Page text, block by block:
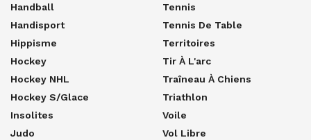
Handball
Handisport
Hippisme
Hockey
Hockey NHL
Hockey S/glace
Insolites
Judo
Tennis
Tennis De Table
Territoires
Tir À L'arc
Traîneau À Chiens
Triathlon
Voile
Vol Libre